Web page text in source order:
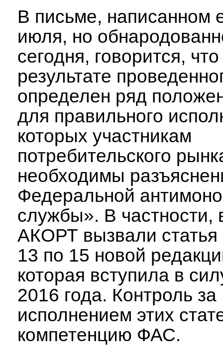
В письме, написанном
июля, но
сегодня, говорится,
результате
определен ряд
для правильного
которых участникам
потребительского
необходимы
Федеральной
службы». В частности,
АКОРТ вызвали статья
13 по 15 новой
которая вступила в
2016 года. Контроль за
исполнением этих
компетенцию ФАС.